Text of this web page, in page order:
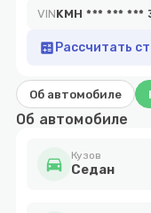
VINKMH *** *** ***
calculate Рассчитать
Об автомобиле
Об автомобиле
directions_car Кузов
Cедан